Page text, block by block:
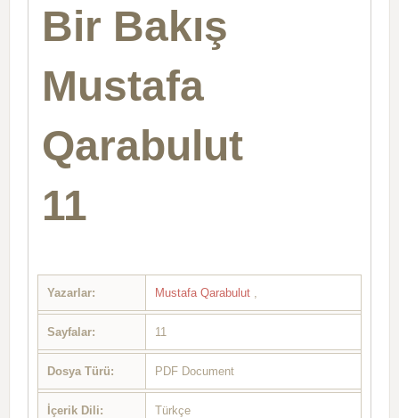
Bir Bakış
Mustafa
Qarabulut
11
Yazarlar: Mustafa Qarabulut
Sayfalar: 11
Dosya Türü: PDF Document
İçerik Dili: Türkçe